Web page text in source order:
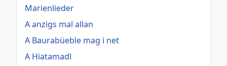
Marienlieder
A anzigs mal allan
A Baurabüeble mag i net
A Hiatamadl